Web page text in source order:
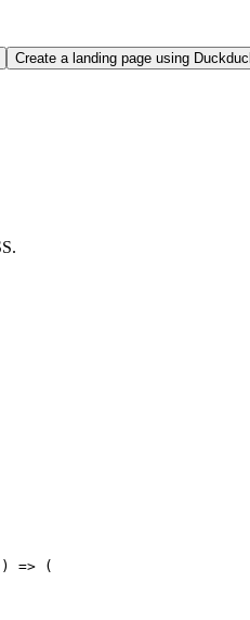
Create a landing page using
=> (